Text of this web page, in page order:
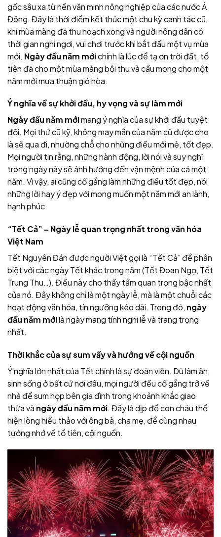
gốc sâu xa từ nền văn minh nông nghiệp của các nước Á
Đông. Đây là thời điểm kết thúc một chu kỳ canh tác cũ,
khi mùa màng đã thu hoạch xong và người nông dân có
thời gian nghỉ ngơi, vui chơi trước khi bắt đầu một vụ mùa
mới. Ngày đầu năm mớichính là lúc để tạ ơn trời đất, tổ
tiên đã cho một mùa màng bội thu và cầu mong cho một
năm mới mưa thuận gió hòa.
Ý nghĩa về sự khởi đầu, hy vọng và sự làm mới
Ngày đầu năm mớimang ý nghĩa của sự khởi đầu tuyệt
đối. Mọi thứ cũ kỹ, không may mắn của năm cũ được cho
là sẽ qua đi, nhường chỗ cho những điều mới mẻ, tốt đẹp.
Mọi người tin rằng, những hành động, lời nói và suy nghĩ
trong ngày này sẽ ảnh hưởng đến vận mệnh của cả một
năm. Vì vậy, ai cũng cố gắng làm những điều tốt đẹp, nói
những lời hay ý đẹp với mong muốn một năm mới an lành,
hạnh phúc.
“Tết Cả” – Ngày lễ quan trọng nhất trong văn hóa
Việt Nam
Tết Nguyên Đán được người Việt gọi là “Tết Cả” để phân
biệt với các ngày Tết khác trong năm (Tết Đoan Ngọ, Tết
Trung Thu…). Điều này cho thấy tầm quan trọng bậc nhất
của nó. Đây không chỉ là một ngày lễ, mà là một chuỗi các
hoạt động văn hóa, tín ngưỡng kéo dài. Trong đó, ngày
đầu năm mớilà ngày mang tính nghi lễ và trang trọng
nhất.
Thời khắc của sự sum vầy và hướng về cội nguồn
Ý nghĩa lớn nhất của Tết chính là sự đoàn viên. Dù làm ăn,
sinh sống ở bất cứ nơi đâu, mọi người đều cố gắng trở về
nhà để sum họp bên gia đình trong khoảnh khắc giao
thừa và ngày đầu năm mới. Đây là dịp để con cháu thể
hiện lòng hiếu thảo với ông bà, cha mẹ, để cùng nhau
tưởng nhớ về tổ tiên, cội nguồn.